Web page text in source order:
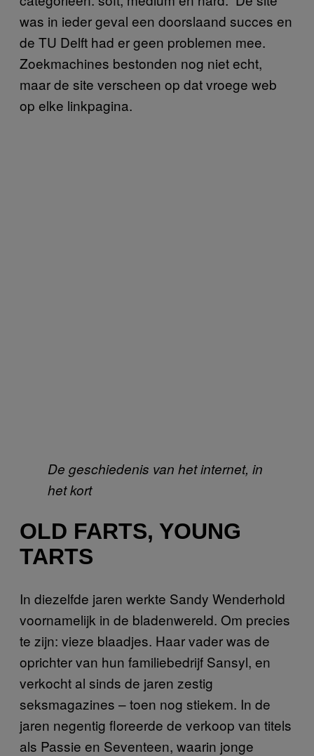
was in ieder geval een doorslaand succes en
de TU Delft had er geen problemen mee.
Zoekmachines bestonden nog niet echt,
maar de site verscheen op dat vroege web
op elke linkpagina.
De geschiedenis van het internet, in
het kort
OLD FARTS, YOUNG
TARTS
In diezelfde jaren werkte Sandy Wenderhold
voornamelijk in de bladenwereld. Om precies
te zijn: vieze blaadjes. Haar vader was de
oprichter van hun familiebedrijf Sansyl, en
verkocht al sinds de jaren zestig
seksmagazines – toen nog stiekem. In de
jaren negentig floreerde de verkoop van titels
als Passie en Seventeen, waarin jonge